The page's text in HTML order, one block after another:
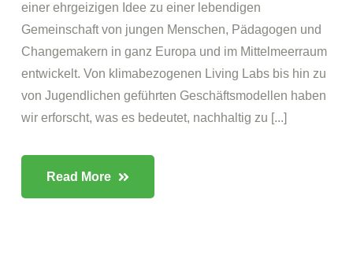
einer ehrgeizigen Idee zu einer lebendigen
Gemeinschaft von jungen Menschen, Pädagogen und
Changemakern in ganz Europa und im Mittelmeerraum
entwickelt. Von klimabezogenen Living Labs bis hin zu
von Jugendlichen geführten Geschäftsmodellen haben
wir erforscht, was es bedeutet, nachhaltig zu [...]
Read More